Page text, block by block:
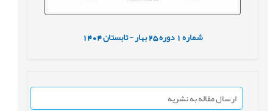
شماره1 دوره25 بهار - تابستان1404
ارسال مقاله به نشریه